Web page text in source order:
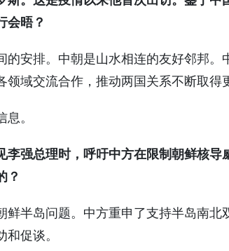
会晤？
安排。中朝是山水相连的友好邻邦。
域交流合作，推动两国关系不断取得
。
强总理时，呼吁中方在限制朝鲜核导
？
半岛问题。中方重申了支持半岛南北
促谈。